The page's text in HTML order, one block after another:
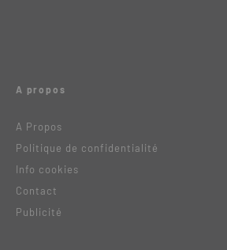
A propos
A Propos
Politique de confidentialité
Info cookies
Contact
Publicité